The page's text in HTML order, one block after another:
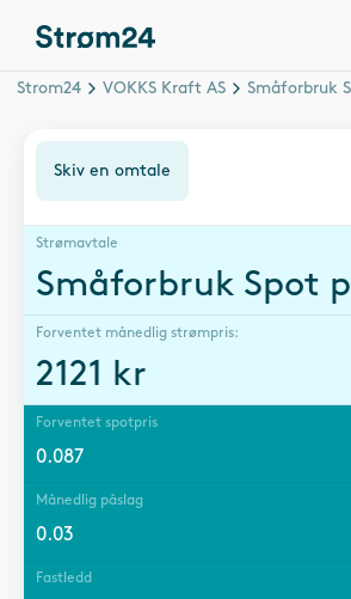
Strom24 VOKKS Kraft AS Småforbruk
Skiv en omtale
Strømavtale
Småforbruk Spot
Forventet månedlig strømpris:
2121 kr
Forventet spotpris
0.087
Månedlig påslag
0.03
Fastledd